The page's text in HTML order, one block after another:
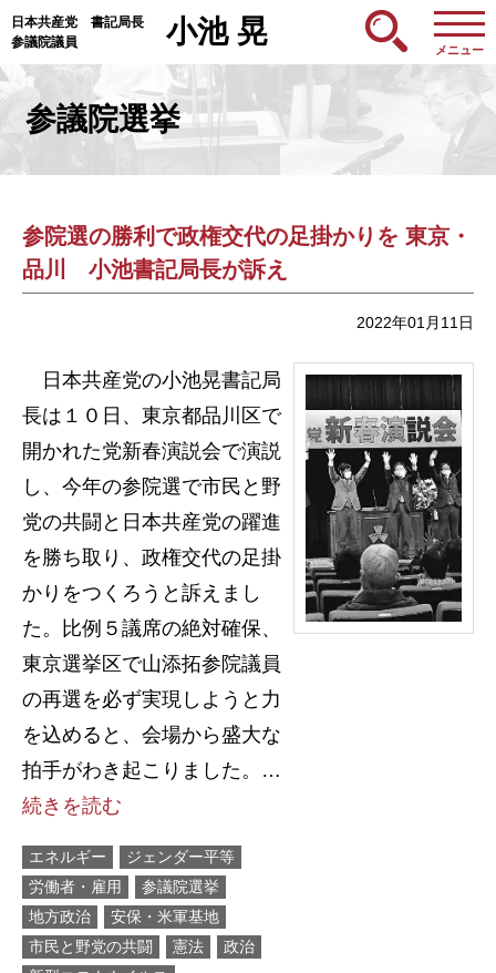
日本共産党 書記局長
参議院議員
小池 晃
メニュー
参議院選挙
参院選の勝利で政権交代の足掛かりを 東京・
品川 小池書記局長が訴え
2022年01月11日
日本共産党の小池晃書記局
長は１０日、東京都品川区で
開かれた党新春演説会で演説
し、今年の参院選で市民と野
党の共闘と日本共産党の躍進
を勝ち取り、政権交代の足掛
かりをつくろうと訴えまし
た。比例５議席の絶対確保、
東京選挙区で山添拓参院議員
の再選を必ず実現しようと力
を込めると、会場から盛大な
拍手がわき起こりました。…
続きを読む
エネルギー
ジェンダー平等
労働者・雇用
参議院選挙
地方政治
安保・米軍基地
市民と野党の共闘
憲法
政治